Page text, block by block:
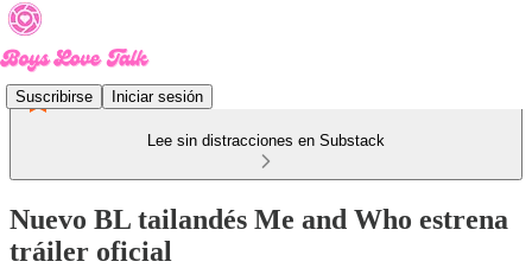
Suscribirse Iniciar sesión
Lee sin distracciones en Substack
Nuevo BL tailandés Me and Who estrena
tráiler oficial